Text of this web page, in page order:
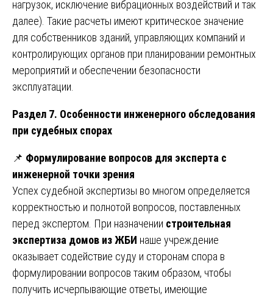
нагрузок, исключение вибрационных воздействий и так
далее). Такие расчеты имеют критическое значение
для собственников зданий, управляющих компаний и
контролирующих органов при планировании ремонтных
мероприятий и обеспечении безопасности
эксплуатации.
Раздел 7. Особенности инженерного обследования
при судебных спорах
📌 Формулирование вопросов для эксперта с
инженерной точки зрения
Успех судебной экспертизы во многом определяется
корректностью и полнотой вопросов, поставленных
перед экспертом. При назначении строительная
экспертиза домов из ЖБИ наше учреждение
оказывает содействие суду и сторонам спора в
формулировании вопросов таким образом, чтобы
получить исчерпывающие ответы, имеющие